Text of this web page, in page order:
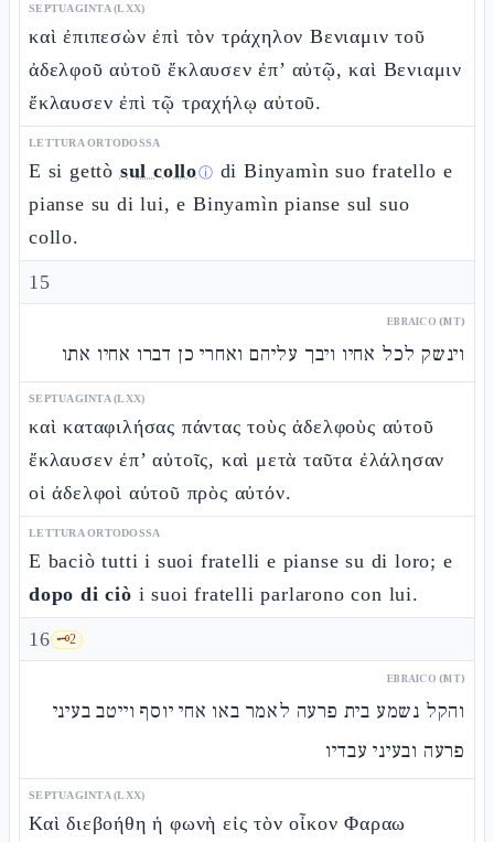
SEPTUAGINTA (LXX)
καὶ ἐπιπεσὼν ἐπὶ τὸν τράχηλον Βενιαμιν τοῦ
ἀδελφοῦ αὐτοῦ ἔκλαυσεν ἐπ’ αὐτῷ, καὶ Βενιαμιν
ἔκλαυσεν ἐπὶ τῷ τραχήλῳ αὐτοῦ.
LETTURA ORTODOSSA
E si gettò sul colloⓘ di Binyamìn suo fratello e
pianse su di lui, e Binyamìn pianse sul suo
collo.
15
EBRAICO (MT)
וינשק לכל אחיו ויבך עליהם ואחרי כן דברו אחיו אתו
SEPTUAGINTA (LXX)
καὶ καταφιλήσας πάντας τοὺς ἀδελφοὺς αὐτοῦ
ἔκλαυσεν ἐπ’ αὐτοῖς, καὶ μετὰ ταῦτα ἐλάλησαν
οἱ ἀδελφοὶ αὐτοῦ πρὸς αὐτόν.
LETTURA ORTODOSSA
E baciò tutti i suoi fratelli e pianse su di loro; e
dopo di ciò i suoi fratelli parlarono con lui.
16 🗝️2
EBRAICO (MT)
והקל נשמע בית פרעה לאמר באו אחי יוסף וייטב בעיני
פרעה ובעיני עבדיו
SEPTUAGINTA (LXX)
Καὶ διεβοήθη ἡ φωνὴ εἰς τὸν οἶκον Φαραω